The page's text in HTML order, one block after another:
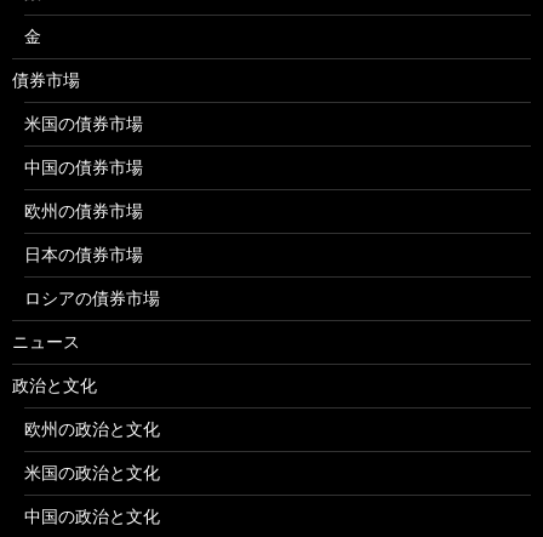
金
債券市場
米国の債券市場
中国の債券市場
欧州の債券市場
日本の債券市場
ロシアの債券市場
ニュース
政治と文化
欧州の政治と文化
米国の政治と文化
中国の政治と文化